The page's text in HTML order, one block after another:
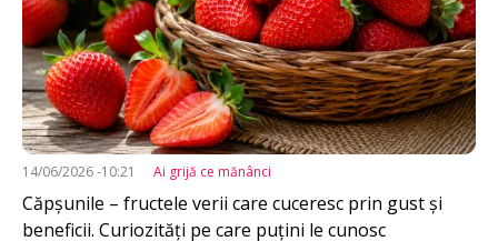
14/06/2026 -10:21 Ai grijă ce mănânci
Căpșunile – fructele verii care cuceresc prin gust și
beneficii. Curiozități pe care puțini le cunosc